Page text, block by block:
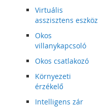
Virtuális
asszisztens eszköz
Okos
villanykapcsoló
Okos csatlakozó
Környezeti
érzékelő
Intelligens zár